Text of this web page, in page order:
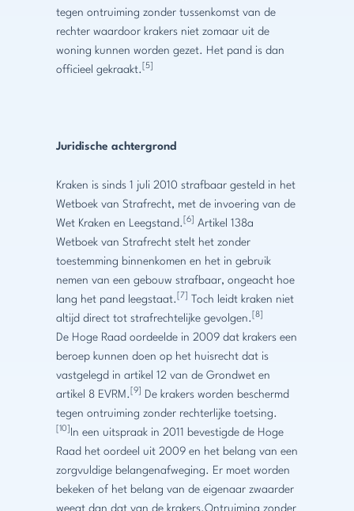
tegen ontruiming zonder tussenkomst van de
rechter waardoor krakers niet zomaar uit de
woning kunnen worden gezet. Het pand is dan
officieel gekraakt.
[5]
Juridische achtergrond
Kraken is sinds 1 juli 2010 strafbaar gesteld in het
Wetboek van Strafrecht, met de invoering van de
Wet Kraken en Leegstand. [6]
Artikel 138a
Wetboek van Strafrecht stelt het zonder
toestemming binnenkomen en het in gebruik
nemen van een gebouw strafbaar, ongeacht hoe
lang het pand leegstaat. [7]
Toch leidt kraken niet
altijd direct tot strafrechtelijke gevolgen. [8]
De Hoge Raad oordeelde in 2009 dat krakers een
beroep kunnen doen op het huisrecht dat is
vastgelegd in artikel 12 van de Grondwet en
artikel 8 EVRM. [9]
De krakers worden beschermd
tegen ontruiming zonder rechterlijke toetsing.
[10]
In een uitspraak in 2011 bevestigde de Hoge
Raad het oordeel uit 2009 en het belang van een
zorgvuldige belangenafweging. Er moet worden
bekeken of het belang van de eigenaar zwaarder
weegt dan dat van de krakers.Ontruiming zonder